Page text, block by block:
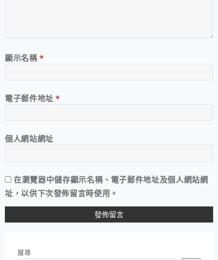
顯示名稱*
電子郵件地址*
個人網站網址
在瀏覽器中儲存顯示名稱、電子郵件地址及個人網站網
址，以供下次發佈留言時使用。
搜尋